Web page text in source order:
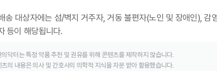
송 대상자에는 섬/벽지 거주자, 거동 불편자(노인 및 장애인), 감
등이 해당됩니다.
의닥터는 특정 약품 추천 및 권유를 위해 콘텐츠를 제작하지 않습니다.
츠의 내용은 의사 및 간호사의 의학적 지식을 자문 받아 활용했습니다.